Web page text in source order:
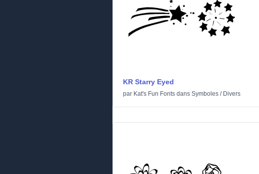
KR Starry Eyed
par Kat's Fun Fonts dans Symboles / Divers